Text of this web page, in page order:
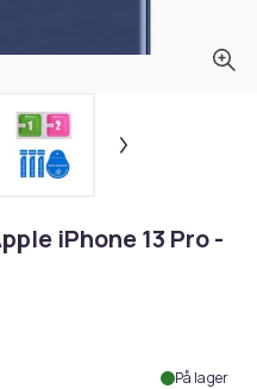
iPhone 13 Pro -
På lager